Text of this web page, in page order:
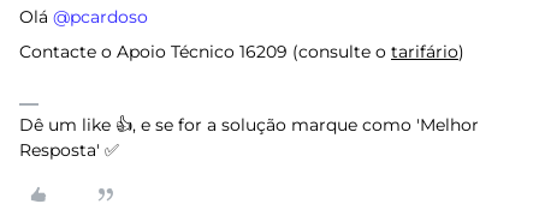
Olá ​ @pcardoso
Contacte o Apoio Técnico 16209 (consulte o tarifário)
Dê um like 👍, e se for a solução marque como 'Melhor
Resposta' ✅